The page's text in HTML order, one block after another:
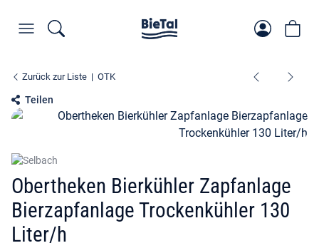
Zurück zur Liste OTK
Obertheken Bierkühler Zapfanlage
Bierzapfanlage Trockenkühler 130
Liter/h
Teilen